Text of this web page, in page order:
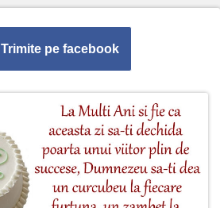
Trimite pe facebook